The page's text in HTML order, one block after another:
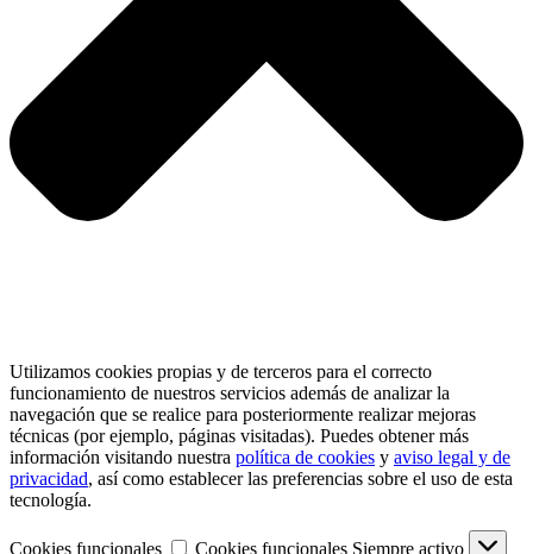
Utilizamos cookies propias y de terceros para el correcto
funcionamiento de nuestros servicios además de analizar la
navegación que se realice para posteriormente realizar mejoras
técnicas (por ejemplo, páginas visitadas). Puedes obtener más
información visitando nuestra política de cookies y aviso legal y de
privacidad, así como establecer las preferencias sobre el uso de esta
tecnología.
Cookies funcionales Cookies funcionales Siempre activo